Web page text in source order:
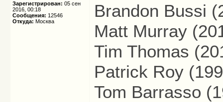
Зарегистрирован: 05 сен
2016, 00:18
Сообщения: 12546
Откуда: Москва
Brandon Bussi
Matt Murray
Tim Thomas
Patrick Roy
Tom Barrasso